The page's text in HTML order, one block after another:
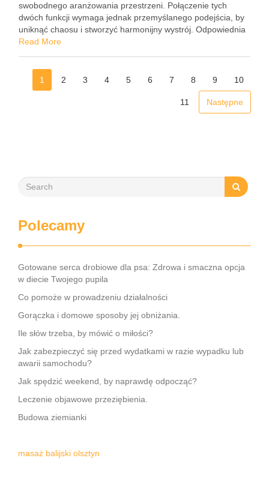
swobodnego aranżowania przestrzeni. Połączenie tych
dwóch funkcji wymaga jednak przemyślanego podejścia, by
uniknąć chaosu i stworzyć harmonijny wystrój. Odpowiednia
aranżacja salonu z aneksem kuchennym może całkowicie
Read More
1 2 3 4 5 6 7 8 9 10
11 Następne
Polecamy
Gotowane serca drobiowe dla psa: Zdrowa i smaczna opcja
w diecie Twojego pupila
Co pomoże w prowadzeniu działalności
Gorączka i domowe sposoby jej obniżania.
Ile słów trzeba, by mówić o miłości?
Jak zabezpieczyć się przed wydatkami w razie wypadku lub
awarii samochodu?
Jak spędzić weekend, by naprawdę odpocząć?
Leczenie objawowe przeziębienia.
Budowa ziemianki
masaż balijski olsztyn